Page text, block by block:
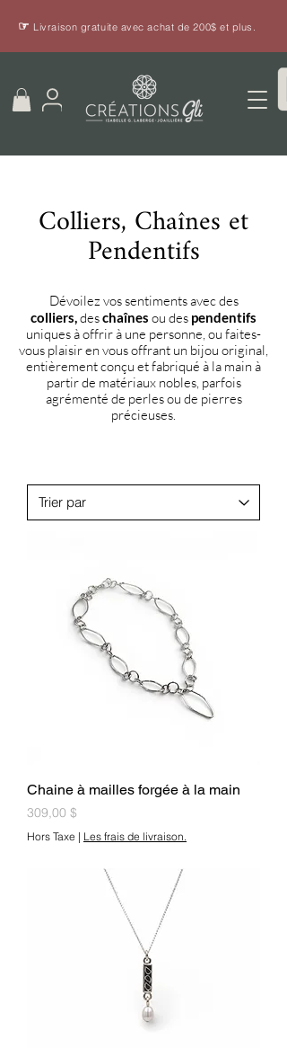
☞ Livraison gratuite avec achat de 200$ et plus.
Colliers, Chaînes et
Pendentifs
Dévoilez vos sentiments avec des
colliers,deschaînes ou des pendentifs
uniques à offrir à une personne, ou faites-
vous plaisir en vous offrant un bijou original,
entièrement conçu et fabriqué à la main à
partir de matériaux nobles, parfois
agrémenté de perles ou de pierres
précieuses.
Chaine à mailles forgée à la main
Prix
309,00 $
Hors Taxe | Les frais de livraison.